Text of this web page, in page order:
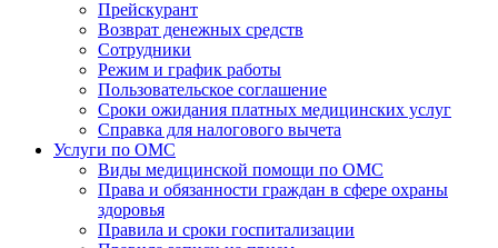
Прейскурант
Возврат денежных средств
Сотрудники
Режим и график работы
Пользовательское соглашение
Сроки ожидания платных медицинских услуг
Справка для налогового вычета
Услуги по ОМС
Виды медицинской помощи по ОМС
Права и обязанности граждан в сфере охраны
здоровья
Правила и сроки госпитализации